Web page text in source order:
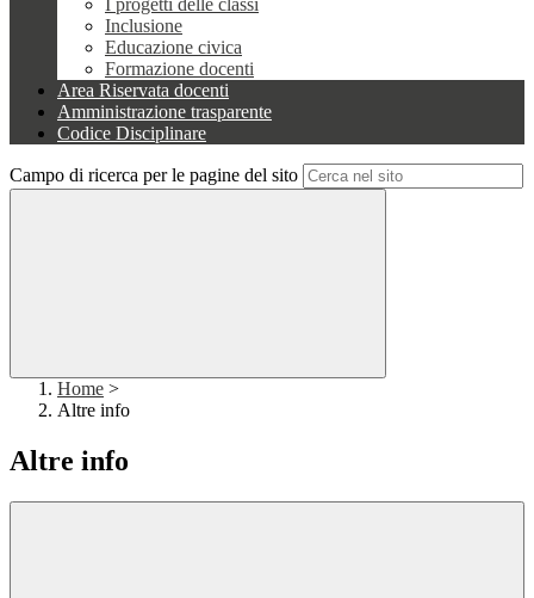
I progetti delle classi
Inclusione
Educazione civica
Formazione docenti
Area Riservata docenti
Amministrazione trasparente
Codice Disciplinare
Campo di ricerca per le pagine del sito
Home >
Altre info
Altre info